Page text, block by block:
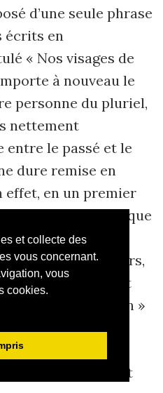
et collecte des
vous concernant.
vous
cookies.
d’une seule phrase
écrits en
« Nos visages de
à nouveau le
personne du pluriel,
nettement
entre le passé et le
dure remise en
effet, en un premier
le locuteur avoue que
et son histoire
trois derniers vers,
réapparaissent
visages de demain »
le biais de deux
: « encore » et